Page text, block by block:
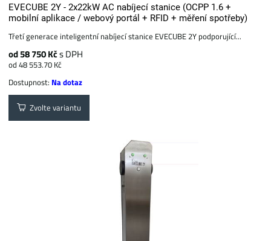
EVECUBE 2Y - 2x22kW AC nabíjecí stanice (OCPP 1.6 +
mobilní aplikace / webový portál + RFID + měření spotřeby)
Třetí generace inteligentní nabíjecí stanice EVECUBE 2Y podporující...
od 58 750 Kčs DPH
od 48 553.70 Kč
Dostupnost: Na dotaz
Zvolte variantu